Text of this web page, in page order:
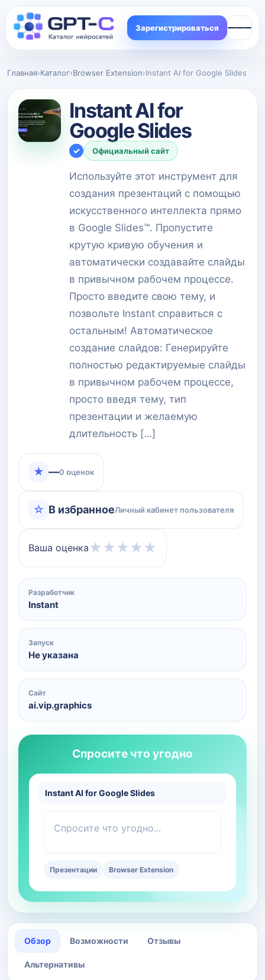
Зарегистрироваться
Главная›Каталог›Browser Extension›Instant AI for Google Slides
Instant AI for
Google Slides
✓ Официальный сайт
Используйте этот инструмент для
создания презентаций с помощью
искусственного интеллекта прямо
в Google Slides™. Пропустите
крутую кривую обучения и
автоматически создавайте слайды
в привычном рабочем процессе.
Просто введите свою тему, и
позвольте Instant справиться с
остальным! Автоматическое
создание слайдов: Генерируйте
полностью редактируемые слайды
в привычном рабочем процессе,
просто введя тему, тип
презентации и желаемую
длительность […]
★ —0 оценок
☆ В избранноеЛичный кабинет пользователя
Ваша оценка ★ ★ ★ ★ ★
Разработчик
Instant
Запуск
Не указана
Сайт
ai.vip.graphics
Спросите что угодно
Instant AI for Google Slides
Спросите что угодно...
Презентации Browser Extension
Обзор Возможности Отзывы
Альтернативы